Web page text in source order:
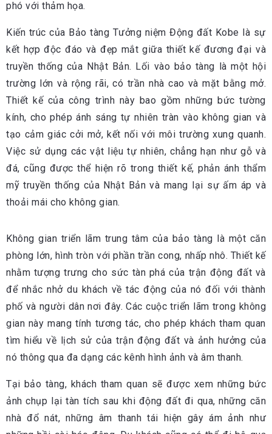
phó với thảm họa.
Kiến trúc của Bảo tàng Tưởng niệm Động đất Kobe là sự
kết hợp độc đáo và đẹp mắt giữa thiết kế đương đại và
truyền thống của Nhật Bản. Lối vào bảo tàng là một hội
trường lớn và rộng rãi, có trần nhà cao và mặt bằng mở.
Thiết kế của công trình này bao gồm những bức tường
kính, cho phép ánh sáng tự nhiên tràn vào không gian và
tạo cảm giác cởi mở, kết nối với môi trường xung quanh.
Việc sử dụng các vật liệu tự nhiên, chẳng hạn như gỗ và
đá, cũng được thể hiện rõ trong thiết kế, phản ánh thẩm
mỹ truyền thống của Nhật Bản và mang lại sự ấm áp và
thoải mái cho không gian.
Không gian triển lãm trung tâm của bảo tàng là một căn
phòng lớn, hình tròn với phần trần cong, nhấp nhô. Thiết kế
nhằm tượng trưng cho sức tàn phá của trận động đất và
để nhắc nhở du khách về tác động của nó đối với thành
phố và người dân nơi đây. Các cuộc triển lãm trong không
gian này mang tính tương tác, cho phép khách tham quan
tìm hiểu về lịch sử của trận động đất và ảnh hưởng của
nó thông qua đa dạng các kênh hình ảnh và âm thanh.
Tại bảo tàng, khách tham quan sẽ được xem những bức
ảnh chụp lại tàn tích sau khi động đất đi qua, những căn
nhà đổ nát, những âm thanh tái hiện gây ám ảnh như